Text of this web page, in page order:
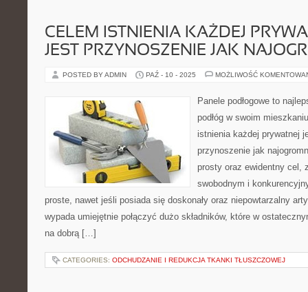
CELEM ISTNIENIA KAŻDEJ
JEST PRZYNOSZENIE JAK
POSTED BY ADMIN PAŹ - 10 - 2025 MOŻLIWOŚĆ
Panele podłogowe to
podłóg w swoim
istnienia każdej prywatnej
przynoszenie jak
prosty oraz ewidentny cel,
swobodnym i
proste, nawet jeśli posiada się doskonały oraz niepowtarzalny
wypada umiejętnie połączyć dużo składników, które w
na dobrą […]
CATEGORIES: ODCHUDZANIE I REDUKCJA TKANKI TŁUSZCZOWEJ